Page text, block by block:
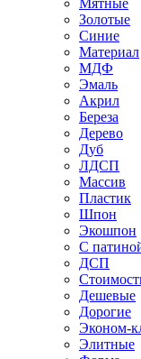
Мятные
Золотые
Синие
Материал
МДФ
Эмаль
Акрил
Береза
Дерево
Дуб
ЛДСП
Массив
Пластик
Шпон
Экошпон
С
ДСП
Дешевые
Дорогие
Эконом-
Элитные